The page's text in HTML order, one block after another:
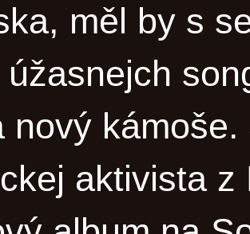
měl by s
nový
aktivista